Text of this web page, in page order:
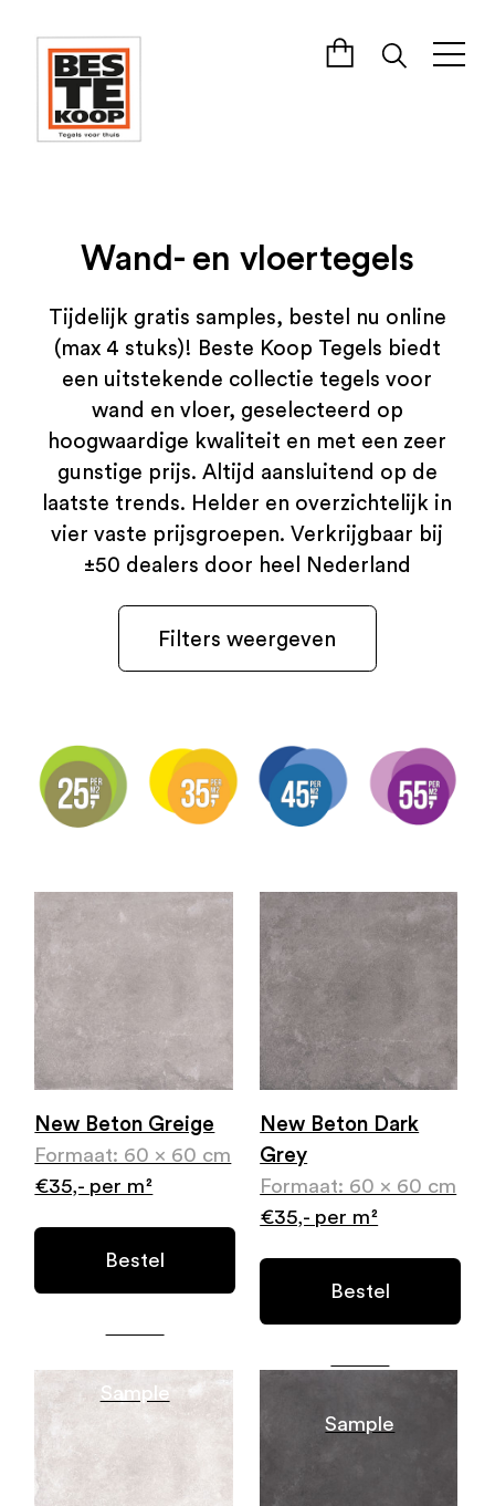
Wand- en vloertegels
Tijdelijk gratis samples, bestel nu online
(max 4 stuks)! Beste Koop Tegels biedt
een uitstekende collectie tegels voor
wand en vloer, geselecteerd op
hoogwaardige kwaliteit en met een zeer
gunstige prijs. Altijd aansluitend op de
laatste trends. Helder en overzichtelijk in
vier vaste prijsgroepen. Verkrijgbaar bij
±50 dealers door heel Nederland
Filters weergeven
New Beton Greige
Formaat: 60 x 60 cm
€35,- per m²
Bestel
Sample
New Beton Dark
Grey
Formaat: 60 x 60 cm
€35,- per m²
Bestel
Sample